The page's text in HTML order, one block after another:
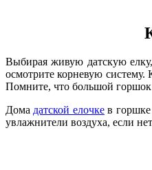
Выбирая живую датскую
осмотрите корневую
Помните, что большой горшок
Домадатской елочкев горшке
увлажнители воздуха, если